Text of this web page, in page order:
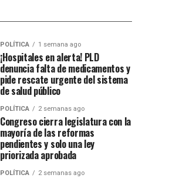
POLÍTICA 1 semana ago
¡Hospitales en alerta! PLD
denuncia falta de medicamentos y
pide rescate urgente del sistema
de salud público
POLÍTICA 2 semanas ago
Congreso cierra legislatura con la
mayoría de las reformas
pendientes y solo una ley
priorizada aprobada
POLÍTICA 2 semanas ago